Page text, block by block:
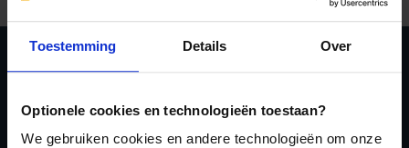
Toestemming Details Over
Optionele cookies en technologieën toestaan?
We gebruiken cookies en andere technologieën om onze
Schrijf je in voor de
nieuwsbrief